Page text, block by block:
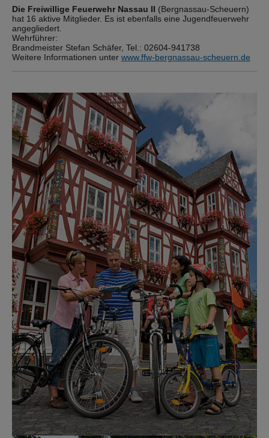
Die Freiwillige Feuerwehr Nassau II (Bergnassau-Scheuern)
hat 16 aktive Mitglieder. Es ist ebenfalls eine Jugendfeuerwehr
angegliedert.
Wehrführer:
Brandmeister Stefan Schäfer, Tel.: 02604-941738
Weitere Informationen unter www.ffw-bergnassau-scheuern.de
Show larger version for: